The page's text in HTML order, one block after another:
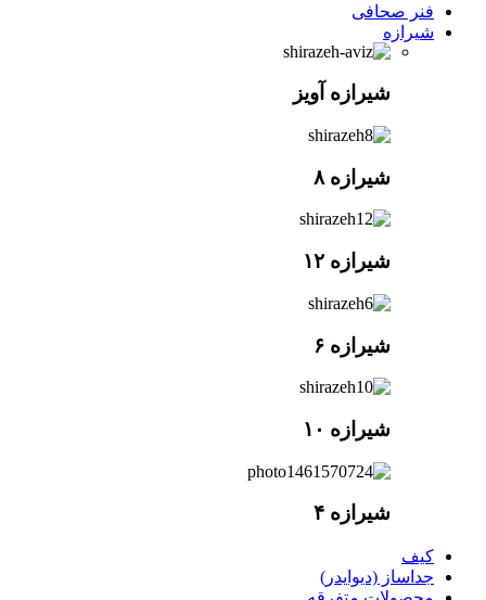
فنر صحافی
شیرازه
شیرازه آویز
شیرازه ۸
شیرازه ۱۲
شیرازه ۶
شیرازه ۱۰
شیرازه ۴
کیف
جداساز (دیوایدر)